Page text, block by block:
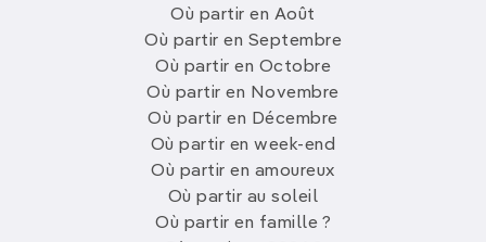
Où partir en Août
Où partir en Septembre
Où partir en Octobre
Où partir en Novembre
Où partir en Décembre
Où partir en week-end
Où partir en amoureux
Où partir au soleil
Où partir en famille ?